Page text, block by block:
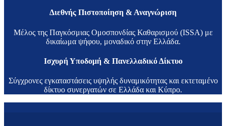
Διεθνής Πιστοποίηση & Αναγνώριση
Μέλος της Παγκόσμιας Ομοσπονδίας Καθαρισμού (ISSA) με
δικαίωμα ψήφου, μοναδικό στην Ελλάδα.
Ισχυρή Υποδομή & Πανελλαδικό Δίκτυο
Σύγχρονες εγκαταστάσεις υψηλής δυναμικότητας και εκτεταμένο
δίκτυο συνεργατών σε Ελλάδα και Κύπρο.